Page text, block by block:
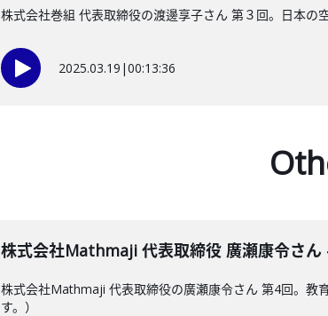
株式会社巻組 代表取締役の渡邊享子さん 第３回。日本の
2025.03.19 |00:13:36
株式会社Mathmaji 代表取締役 廣瀬康令さん
株式会社Mathmaji 代表取締役の廣瀬康令さん 第4回。教
す。）